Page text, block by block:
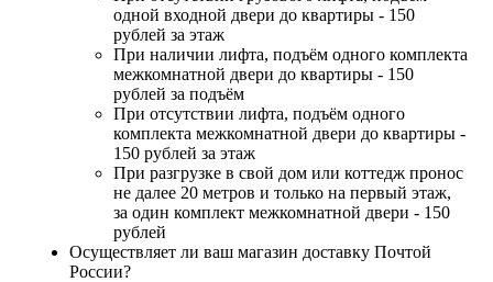
одной входной двери до квартиры - 150
рублей за этаж
При наличии лифта, подъём одного комплекта
межкомнатной двери до квартиры - 150
рублей за подъём
При отсутствии лифта, подъём одного
комплекта межкомнатной двери до квартиры -
150 рублей за этаж
При разгрузке в свой дом или коттедж пронос
не далее 20 метров и только на первый этаж,
за один комплект межкомнатной двери - 150
рублей
Осуществляет ли ваш магазин доставку Почтой
России?